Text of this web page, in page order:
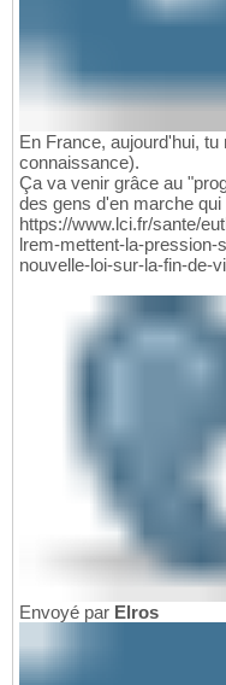
En France, aujourd'hui,
connaissance).
Ça va venir grâce au
des gens d'en marche
https://www.lci.fr/sante/
lrem-mettent-la-pression-
nouvelle-loi-sur-la-fin-de-
Envoyé par Elros